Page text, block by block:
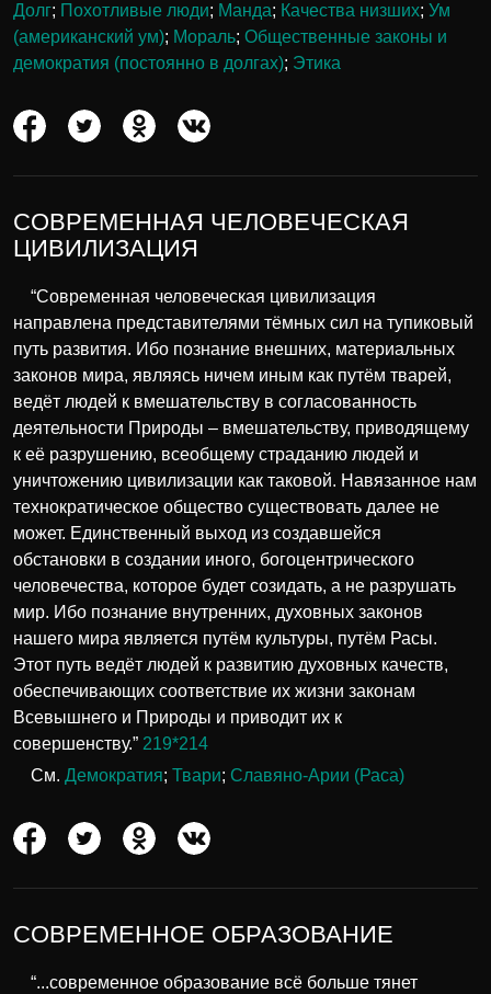
Долг; Похотливые люди; Манда; Качества низших; Ум
(американский ум); Мораль; Общественные законы и
демократия (постоянно в долгах); Этика
СОВРЕМЕННАЯ ЧЕЛОВЕЧЕСКАЯ
ЦИВИЛИЗАЦИЯ
“Современная человеческая цивилизация
направлена представителями тёмных сил на тупиковый
путь развития. Ибо познание внешних, материальных
законов мира, являясь ничем иным как путём тварей,
ведёт людей к вмешательству в согласованность
деятельности Природы – вмешательству, приводящему
к её разрушению, всеобщему страданию людей и
уничтожению цивилизации как таковой. Навязанное нам
технократическое общество существовать далее не
может. Единственный выход из создавшейся
обстановки в создании иного, богоцентрического
человечества, которое будет созидать, а не разрушать
мир. Ибо познание внутренних, духовных законов
нашего мира является путём культуры, путём Расы.
Этот путь ведёт людей к развитию духовных качеств,
обеспечивающих соответствие их жизни законам
Всевышнего и Природы и приводит их к
совершенству.” 219*214
См. Демократия; Твари; Славяно-Арии (Раса)
СОВРЕМЕННОЕ ОБРАЗОВАНИЕ
“...современное образование всё больше тянет